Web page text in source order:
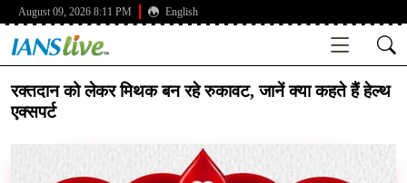
August 09, 2026 8:11 PM English
रक्तदान को लेकर मिथक बन रहे रुकावट, जानें क्या कहते हैं हेल्थ
एक्सपर्ट